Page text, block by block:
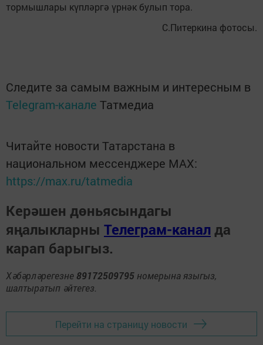
тормышлары күпләргә үрнәк булып тора.
С.Питеркина фотосы.
Следите за самым важным и интересным в
Telegram-канале Татмедиа
Читайте новости Татарстана в
национальном мессенджере MАХ:
https://max.ru/tatmedia
Керәшен дөньясындагы
яңалыкларны Телеграм-канал да
карап барыгыз.
Хәбәрләрегезне 89172509795 номерына языгыз,
шалтыратып әйтегез.
Перейти на страницу новости